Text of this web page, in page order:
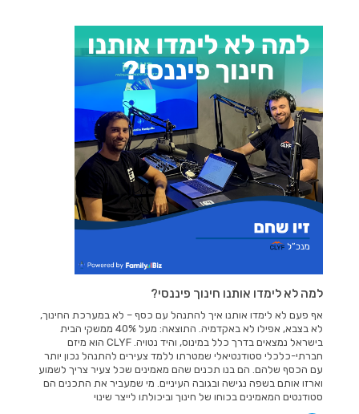
למה לא לימדו אותנו חינוך פיננסי?
אף פעם לא לימדו אותנו איך להתנהל עם כסף – לא במערכת החינוך,
לא בצבא, אפילו לא באקדמיה. התוצאה: מעל 40% ממשקי הבית
בישראל נמצאים בדרך כלל במינוס, והיד נטויה. CLYF הוא מיזם
חברתי-כלכלי סטודנטיאלי שמטרתו ללמד צעירים להתנהל נכון יותר
עם הכסף שלהם. הם בנו תכנים שהם מאמינים שכל צעיר צריך לשמוע
וארזו אותם בשפה נגישה ובגובה העיניים. מי שמעביר את התכנים הם
סטודנטים המאמינים בכוחו של חינוך וביכולתו לייצר שינוי